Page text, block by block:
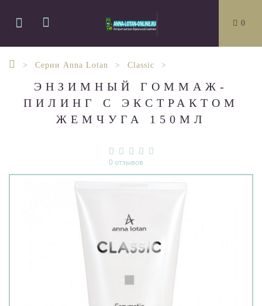
0
Серии Anna Lotan Classic
ЭНЗИМНЫЙ ГОММАЖ-
ПИЛИНГ С ЭКСТРАКТОМ
ЖЕМЧУГА 150МЛ
0 отзывов